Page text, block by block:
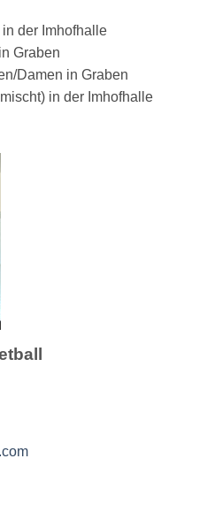
der Imhofhalle
Graben
Damen in Graben
in der Imhofhalle